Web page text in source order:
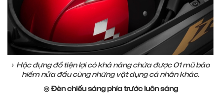
› Hộc đựng đồ tiện lợi có khả năng chứa được 01 mũ bảo
hiểm nửa đầu cùng những vật dụng cá nhân khác.
◎ Đèn chiếu sáng phía trước luôn sáng